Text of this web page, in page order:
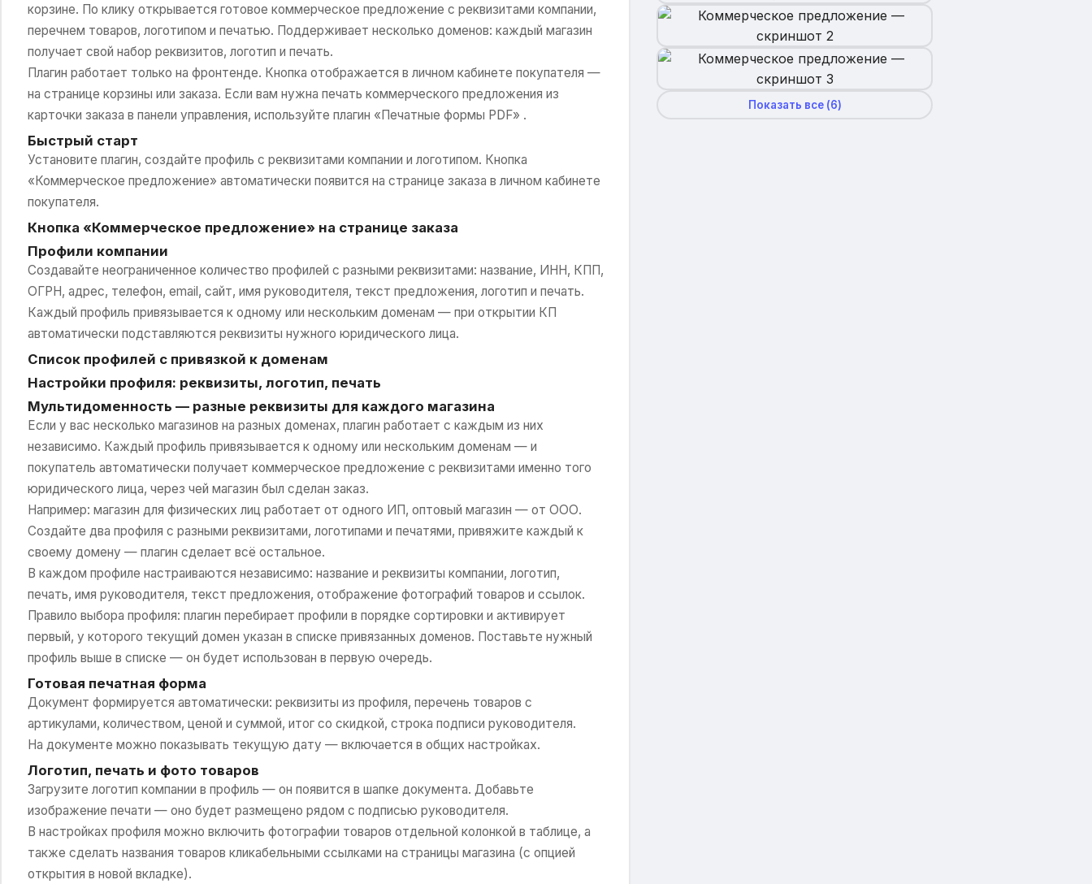
корзине. По клику открывается готовое коммерческое предложение с реквизитами компании,
перечнем товаров, логотипом и печатью. Поддерживает несколько доменов: каждый магазин
получает свой набор реквизитов, логотип и печать.
Плагин работает только на фронтенде. Кнопка отображается в личном кабинете покупателя —
на странице корзины или заказа. Если вам нужна печать коммерческого предложения из
карточки заказа в панели управления, используйте плагин «Печатные формы PDF» .
Быстрый старт
Установите плагин, создайте профиль с реквизитами компании и логотипом. Кнопка
«Коммерческое предложение» автоматически появится на странице заказа в личном кабинете
покупателя.
Кнопка «Коммерческое предложение» на странице заказа
Профили компании
Создавайте неограниченное количество профилей с разными реквизитами: название, ИНН, КПП,
ОГРН, адрес, телефон, email, сайт, имя руководителя, текст предложения, логотип и печать.
Каждый профиль привязывается к одному или нескольким доменам — при открытии КП
автоматически подставляются реквизиты нужного юридического лица.
Список профилей с привязкой к доменам
Настройки профиля: реквизиты, логотип, печать
Мультидоменность — разные реквизиты для каждого магазина
Если у вас несколько магазинов на разных доменах, плагин работает с каждым из них
независимо. Каждый профиль привязывается к одному или нескольким доменам — и
покупатель автоматически получает коммерческое предложение с реквизитами именно того
юридического лица, через чей магазин был сделан заказ.
Например: магазин для физических лиц работает от одного ИП, оптовый магазин — от ООО.
Создайте два профиля с разными реквизитами, логотипами и печатями, привяжите каждый к
своему домену — плагин сделает всё остальное.
В каждом профиле настраиваются независимо: название и реквизиты компании, логотип,
печать, имя руководителя, текст предложения, отображение фотографий товаров и ссылок.
Правило выбора профиля: плагин перебирает профили в порядке сортировки и активирует
первый, у которого текущий домен указан в списке привязанных доменов. Поставьте нужный
профиль выше в списке — он будет использован в первую очередь.
Готовая печатная форма
Документ формируется автоматически: реквизиты из профиля, перечень товаров с
артикулами, количеством, ценой и суммой, итог со скидкой, строка подписи руководителя.
На документе можно показывать текущую дату — включается в общих настройках.
Логотип, печать и фото товаров
Загрузите логотип компании в профиль — он появится в шапке документа. Добавьте
изображение печати — оно будет размещено рядом с подписью руководителя.
В настройках профиля можно включить фотографии товаров отдельной колонкой в таблице, а
также сделать названия товаров кликабельными ссылками на страницы магазина (с опцией
открытия в новой вкладке).
Показать все (6)